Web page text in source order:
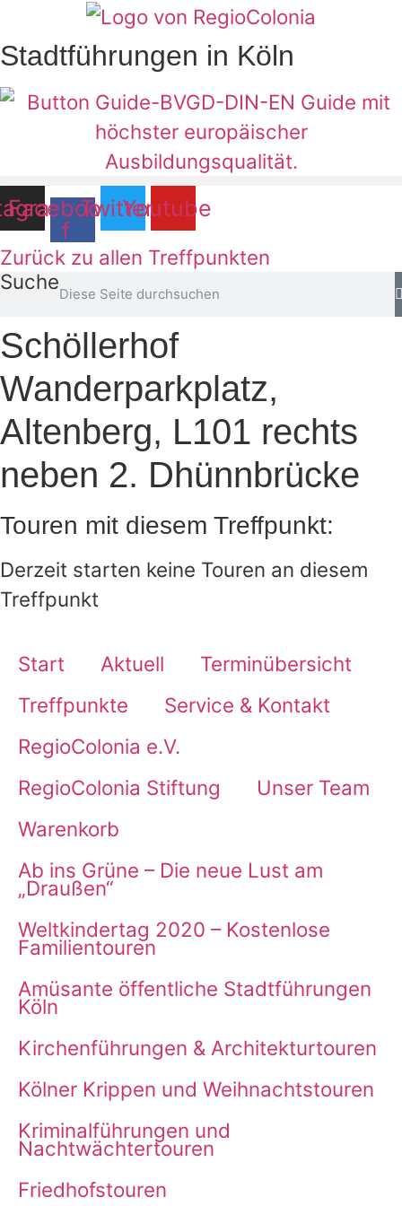
Inhalt
springen
Stadtführungen in Köln
Facebook-
f
TwitterYoutube
Zurück zu allen Treffpunkten
Suche
Schöllerhof
Wanderparkplatz,
Altenberg, L101 rechts
neben 2. Dhünnbrücke
Touren mit diesem Treffpunkt:
Derzeit starten keine Touren an diesem
Treffpunkt
Start Aktuell
Terminübersicht
Treffpunkte
Service & Kontakt
RegioColonia e.V.
RegioColonia Stiftung
Unser Team
Warenkorb
Ab ins Grüne – Die neue Lust am
„Draußen“
Weltkindertag 2020 – Kostenlose
Familientouren
Amüsante öffentliche Stadtführungen
Köln
Kirchenführungen & Architekturtouren
Kölner Krippen und Weihnachtstouren
Kriminalführungen und
Nachtwächtertouren
Friedhofstouren